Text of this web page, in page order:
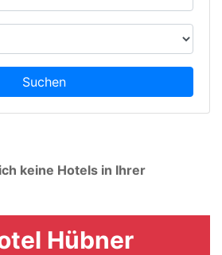
Suchen
keine Hotels in Ihrer
Hübner